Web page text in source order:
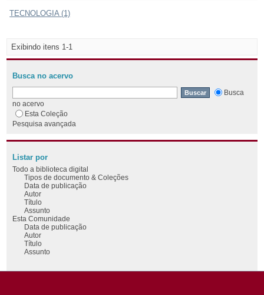
TECNOLOGIA (1)
Exibindo itens 1-1
Busca no acervo
Busca
no acervo
Esta Coleção
Pesquisa avançada
Listar por
Todo a biblioteca digital
Tipos de documento & Coleções
Data de publicação
Autor
Título
Assunto
Esta Comunidade
Data de publicação
Autor
Título
Assunto